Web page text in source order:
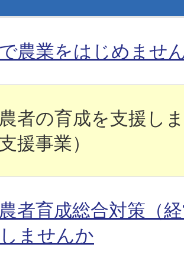
農業をはじめませ
者の育成を支援し
援事業）
者育成総合対策（
ませんか